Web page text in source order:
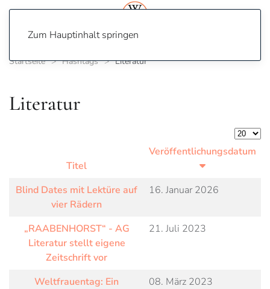
Zum Hauptinhalt springen
Startseite Hashtags Literatur
Literatur
Titel
Veröffentlichungsdatum
Blind Dates mit Lektüre auf
vier Rädern
16. Januar 2026
„RAABENHORST“ - AG
Literatur stellt eigene
Zeitschrift vor
21. Juli 2023
Weltfrauentag: Ein
08. März 2023